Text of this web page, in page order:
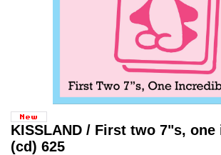
KISSLAND / First two 7"s,
(cd) 625